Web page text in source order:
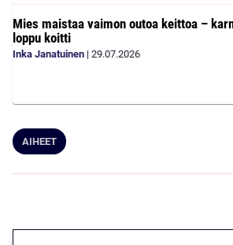
Mies maistaa vaimon outoa keittoa –
loppu koitti
Inka Janatuinen | 29.07.2026
AIHEET